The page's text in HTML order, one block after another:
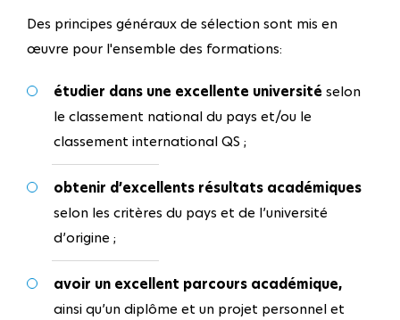
Des principes généraux de sélection sont mis en
œuvre pour l'ensemble des formations:
étudier dans une excellente université selon
le classement national du pays et/ou le
classement international QS ;
obtenir d’excellents résultats académiques
selon les critères du pays et de l’université
d’origine ;
avoir un excellent parcours académique,
ainsi qu’un diplôme et un projet personnel et